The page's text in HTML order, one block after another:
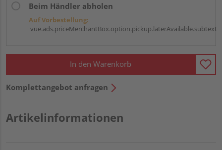
Beim Händler abholen
Auf Vorbestellung:
vue.ads.priceMerchantBox.option.pickup.laterAvailable.subtext
In den Warenkorb
Komplettangebot anfragen
Artikelinformationen